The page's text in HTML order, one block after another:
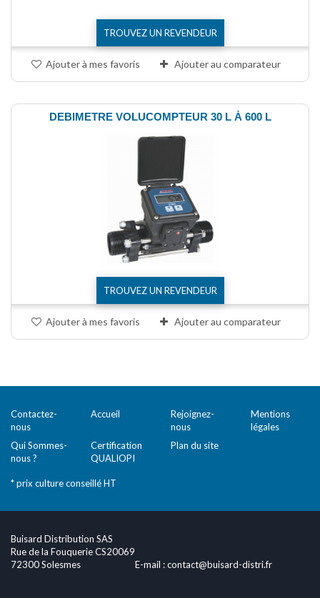
TROUVEZ UN REVENDEUR
Ajouter à mes favoris Ajouter au comparateur
DEBIMETRE VOLUCOMPTEUR 30 L À 600 L
TROUVEZ UN REVENDEUR
Ajouter à mes favoris Ajouter au comparateur
Contactez-
nous
Accueil
Rejoignez-
nous
Mentions
légales
Qui Sommes-
nous ?
Certification
QUALIOPI
Plan du site
* prix culture conseillé HT
Buisard Distribution SAS
Rue de la Fouquerie CS20069
72300 Solesmes
E-mail :contact@buisard-distri.fr